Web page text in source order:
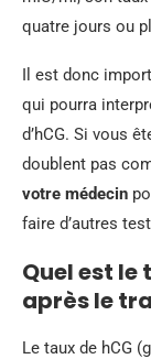
quatre jours ou
Il est donc
qui pourra
d’hCG. Si vous
doublent pas
votre médecin
faire d’autres
Quel est le
après le
Le taux de hCG